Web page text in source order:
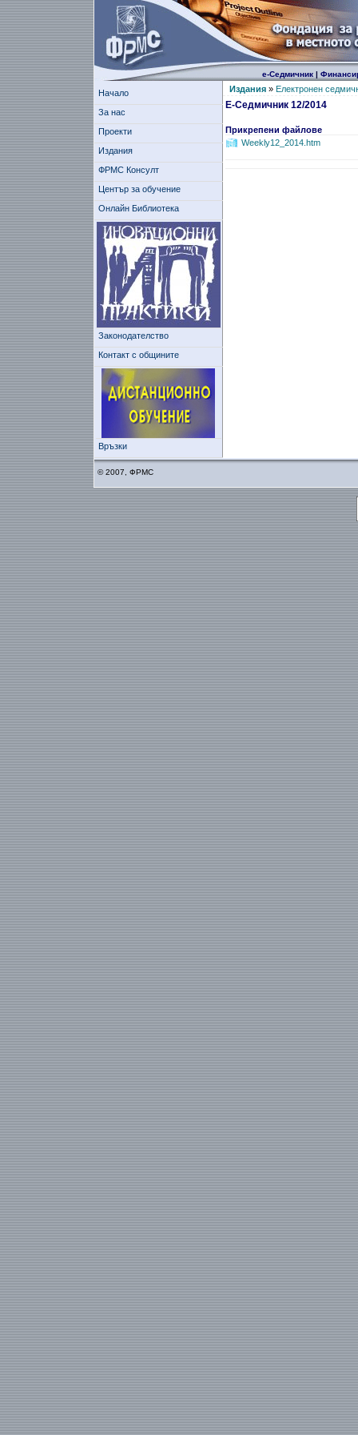
е-Седмичник|
Начало
За нас
Проекти
Издания
ФРМС Консулт
Център за обучение
Онлайн Библиотека
Законодателство
Контакт с общините
Връзки
Издания» Електронен
Е-Седмичник 12/2014
Прикрепени файлове
Weekly12_2014.htm
© 2007, ФРМС